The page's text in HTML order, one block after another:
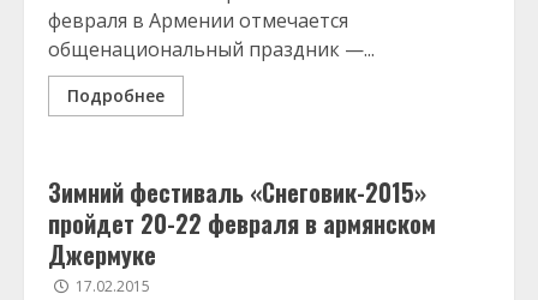
февраля в Армении отмечается
общенациональный праздник —...
Подробнее
Зимний фестиваль «Снеговик-2015»
пройдет 20-22 февраля в армянском
Джермуке
17.02.2015